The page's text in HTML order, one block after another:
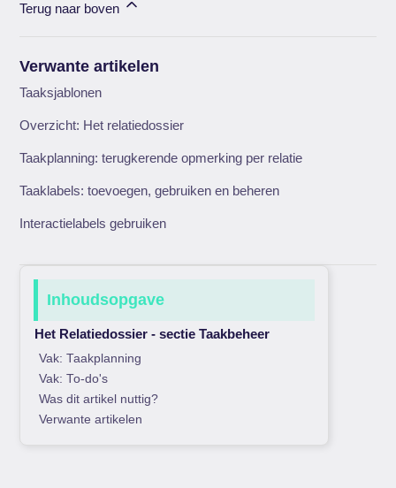
Terug naar boven
Verwante artikelen
Taaksjablonen
Overzicht: Het relatiedossier
Taakplanning: terugkerende opmerking per relatie
Taaklabels: toevoegen, gebruiken en beheren
Interactielabels gebruiken
Inhoudsopgave
Het Relatiedossier - sectie Taakbeheer
Vak: Taakplanning
Vak: To-do's
Was dit artikel nuttig?
Verwante artikelen